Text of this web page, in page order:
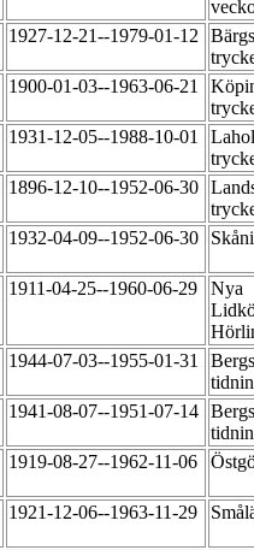
1927-12-21--1979-01-12
1900-01-03--1963-06-21
1931-12-05--1988-10-01
1896-12-10--1952-06-30
1932-04-09--1952-06-30
1911-04-25--1960-06-29
Nya
1944-07-03--1955-01-31
1941-08-07--1951-07-14
1919-08-27--1962-11-06
1921-12-06--1963-11-29